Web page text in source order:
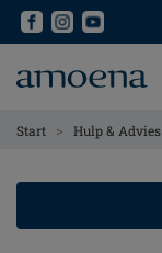
Skip
content
Skip
content
Start > Hulp & Advies